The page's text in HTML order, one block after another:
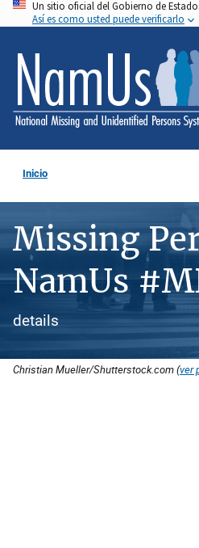
Pasar
al
contenido
principal
Un sitio oficial del Gobierno de
Así es como usted puede verificarlo
Inicio
Missing
NamUs
details
Christian Mueller/Shutterstock.com (ver